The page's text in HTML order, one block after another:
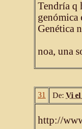
Tendría q
genómica
Genética
noa, una
31 De: Vi el
http://